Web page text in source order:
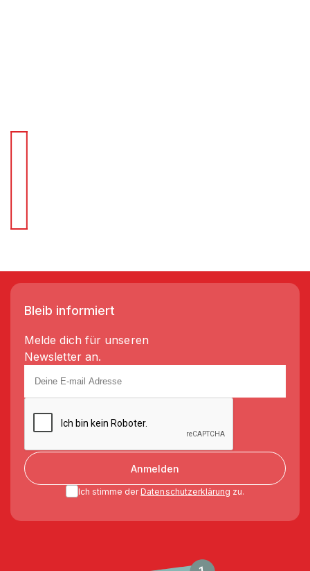
Bleib informiert
Melde dich für unseren
Newsletter an.
Anmelden
Ich stimme der Datenschutzerklärung zu.